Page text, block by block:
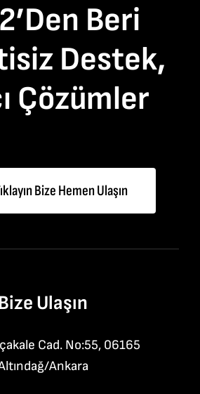
Beri
Destek,
Çözümler
Bize Hemen Ulaşın
Bize Ulaşın
Cad. No:55, 06165
Ankara